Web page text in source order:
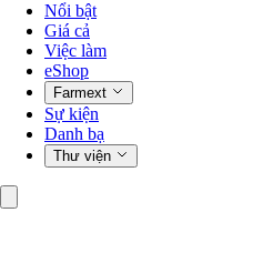
Nổi bật
Giá cả
Việc làm
eShop
Farmext
Sự kiện
Danh bạ
Thư viện